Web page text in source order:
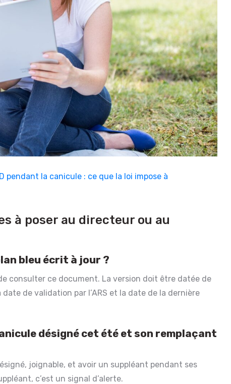
pendant la canicule : ce que la loi impose à
à poser au directeur ou au
bleu écrit à jour ?
consulter ce document. La version doit être datée de
de validation par l’ARS et la date de la dernière
désigné cet été et son remplaçant
joignable, et avoir un suppléant pendant ses
c’est un signal d’alerte.